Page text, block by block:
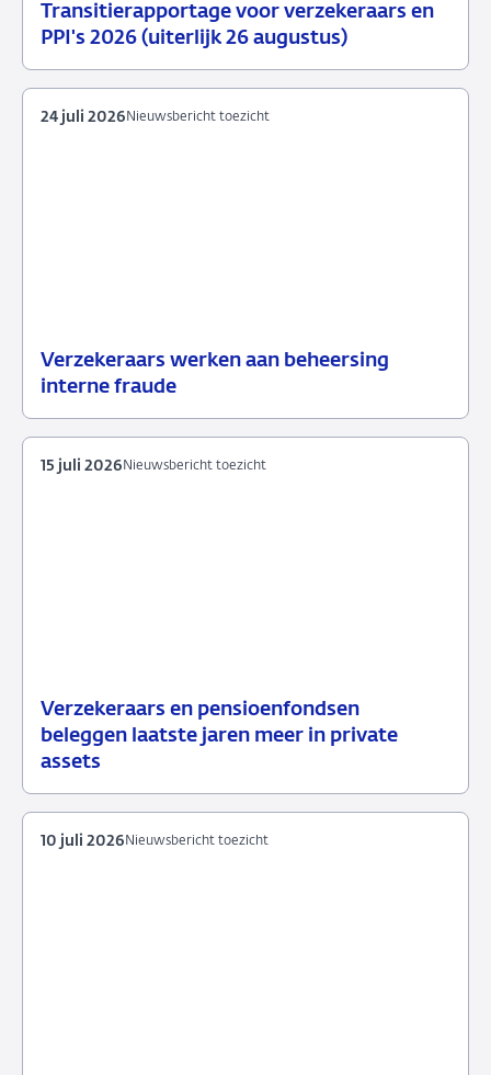
Transitierapportage voor verzekeraars en
PPI's 2026 (uiterlijk 26 augustus)
29
Nieuwsbericht
Verzekeraars werken aan beheersing
interne fraude
24
Nieuwsbericht
Nieuwsbericht toezicht
24 juli 2026
Verzekeraars en pensioenfondsen
beleggen laatste jaren meer in private
assets
15
juli
Nieuwsbericht
toezicht
Nieuwsbericht toezicht
15 juli 2026
Nieuwsbericht toezicht
10 juli 2026